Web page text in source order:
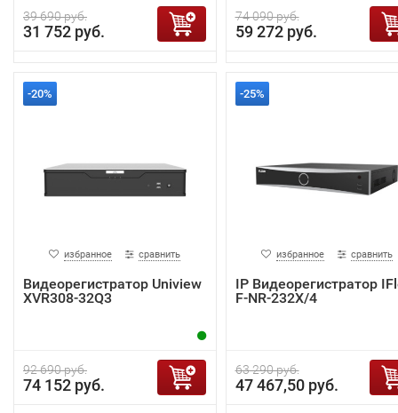
39 690 руб.
31 752 руб.
74 090 руб.
59 272 руб.
-20%
избранное сравнить
Видеорегистратор Uniview
XVR308-32Q3
92 690 руб.
74 152 руб.
-25%
избранное сравнить
IP Видеорегистратор
F-NR-232X/4
63 290 руб.
47 467,50 руб.